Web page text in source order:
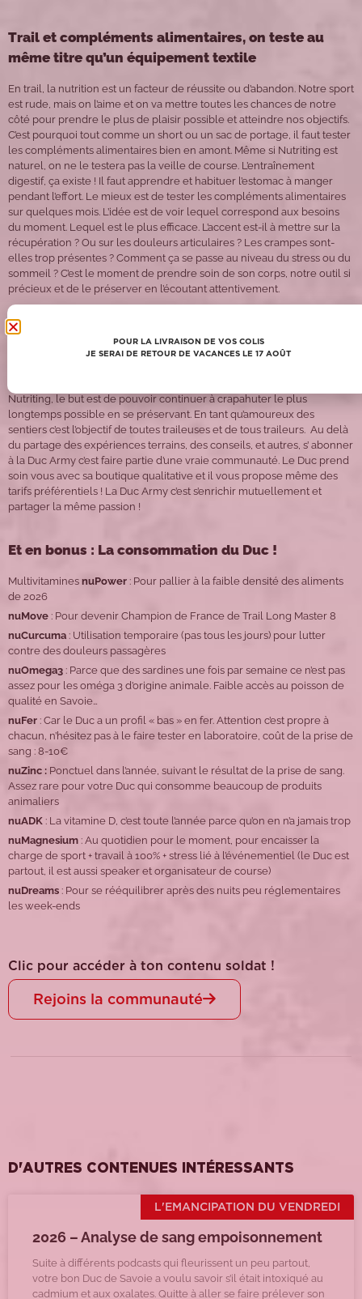
Trail et compléments alimentaires, on teste au
même titre qu’un équipement textile
En trail, la nutrition est un facteur de réussite ou d’abandon. Notre sport
est rude, mais on l’aime et on va mettre toutes les chances de notre
côté pour prendre le plus de plaisir possible et atteindre nos objectifs.
C’est pourquoi tout comme un short ou un sac de portage, il faut tester
les compléments alimentaires bien en amont. Même si Nutriting est
naturel, on ne le testera pas la veille de course. L’entraînement
digestif, ça existe ! Il faut apprendre et habituer l’estomac à manger
pendant l’effort. Le mieux est de tester les compléments alimentaires
sur quelques mois. L’idée est de voir lequel correspond aux besoins
du moment. Lequel est le plus efficace. L’accent est-il à mettre sur la
récupération ? Ou sur les douleurs articulaires ? Les crampes sont-
elles trop présentes ? Comment ça se passe au niveau du stress ou du
sommeil ? C’est le moment de prendre soin de son corps, notre outil si
précieux et de le préserver en l’écoutant attentivement.
Les conseils de la Duc Army, l’expérience au
service de la communauté
Nutriting, le but est de pouvoir continuer à crapahuter le plus
longtemps possible en se préservant. En tant qu’amoureux des
sentiers c’est l’objectif de toutes traileuses et de tous traileurs. Au delà
du partage des expériences terrains, des conseils, et autres, s’ abonner
à la Duc Army c’est faire partie d’une vraie communauté. Le Duc prend
soin vous avec sa boutique qualitative et il vous propose même des
tarifs préférentiels ! La Duc Army c’est s’enrichir mutuellement et
partager la même passion !
Et en bonus : La consommation du Duc !
Multivitamines nuPower : Pour pallier à la faible densité des aliments
de 2026
nuMove : Pour devenir Champion de France de Trail Long Master 8
nuCurcuma : Utilisation temporaire (pas tous les jours) pour lutter
contre des douleurs passagères
nuOmega3 : Parce que des sardines une fois par semaine ce n’est pas
assez pour les oméga 3 d’origine animale. Faible accès au poisson de
qualité en Savoie…
nuFer : Car le Duc a un profil « bas » en fer. Attention c’est propre à
chacun, n’hésitez pas à le faire tester en laboratoire, coût de la prise de
sang : 8-10€
nuZinc : Ponctuel dans l’année, suivant le résultat de la prise de sang.
Assez rare pour votre Duc qui consomme beaucoup de produits
animaliers
nuADK : La vitamine D, c’est toute l’année parce qu’on en n’a jamais trop
nuMagnesium : Au quotidien pour le moment, pour encaisser la
charge de sport + travail à 100% + stress lié à l’événementiel (le Duc est
partout, il est aussi speaker et organisateur de course)
nuDreams : Pour se rééquilibrer après des nuits peu réglementaires
les week-ends
Clic pour accéder à ton contenu soldat !
Rejoins la communauté
D'AUTRES CONTENUES INTÉRESSANTS
L'EMANCIPATION DU VENDREDI
2026 – Analyse de sang empoisonnement
Suite à différents podcasts qui fleurissent un peu partout,
votre bon Duc de Savoie a voulu savoir s’il était intoxiqué au
cadmium et aux oxalates. Quitte à aller se faire prélever son
POUR LA LIVRAISON DE VOS COLIS
JE SERAI DE RETOUR DE VACANCES LE 17 AOÛT